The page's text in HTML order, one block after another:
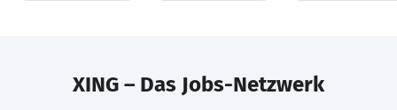
XING – Das Jobs-Netzwerk